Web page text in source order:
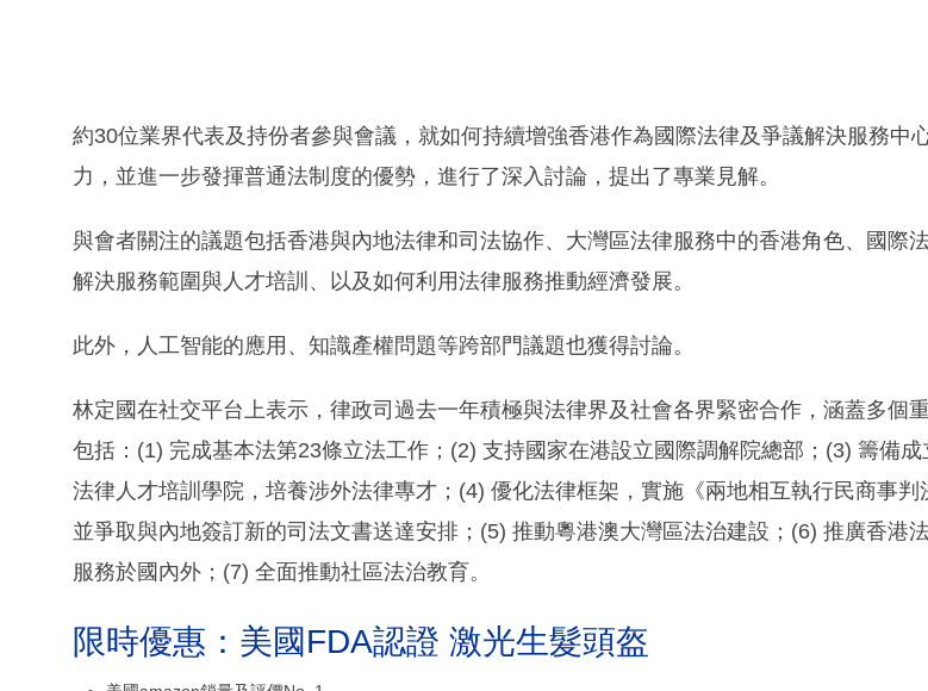
約30位業界代表及持份者參與會議，就如何持續增強香港作為國際法律及爭議解決服務中
力，並進一步發揮普通法制度的優勢，進行了深入討論，提出了專業見解。
與會者關注的議題包括香港與內地法律和司法協作、大灣區法律服務中的香港角色、國際
解決服務範圍與人才培訓、以及如何利用法律服務推動經濟發展。
此外，人工智能的應用、知識產權問題等跨部門議題也獲得討論。
林定國在社交平台上表示，律政司過去一年積極與法律界及社會各界緊密合作，涵蓋多個重
包括：(1) 完成基本法第23條立法工作；(2) 支持國家在港設立國際調解院總部；(3) 籌備成
法律人才培訓學院，培養涉外法律專才；(4) 優化法律框架，實施《兩地相互執行民商事判
並爭取與內地簽訂新的司法文書送達安排；(5) 推動粵港澳大灣區法治建設；(6) 推廣香港
服務於國內外；(7) 全面推動社區法治教育。
限時優惠：美國FDA認證 激光生髮頭盔